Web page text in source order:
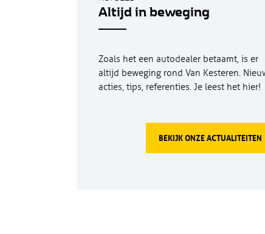
Altijd in beweging
Zoals het een autodealer betaamt, is er
altijd beweging rond Van Kesteren.
acties, tips, referenties. Je leest het hier!
BEKIJK ONZE ACTUALITEITEN